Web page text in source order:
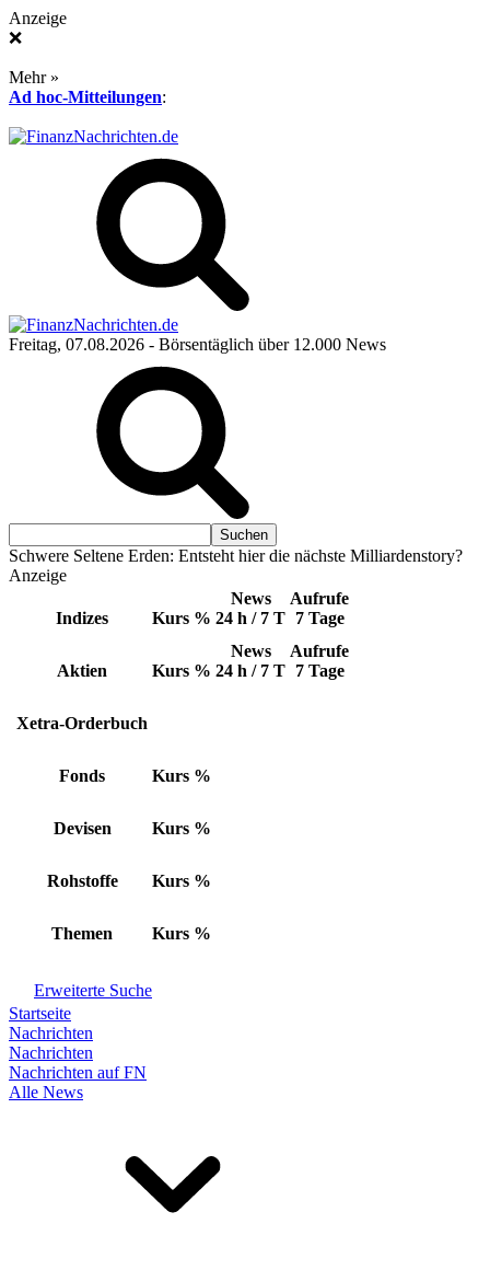
Anzeige
❌
Mehr »
Ad hoc-Mitteilungen:
Freitag, 07.08.2026 - Börsentäglich über 12.000 News
Schwere Seltene Erden: Entsteht hier die nächste Milliardenstory?
Anzeige
Indizes Kurs %
News
24 h / 7 T
Aufrufe
7 Tage
Aktien Kurs %
News
24 h / 7 T
Aufrufe
7 Tage
Xetra-Orderbuch
Fonds Kurs %
Devisen Kurs %
Rohstoffe Kurs %
Themen Kurs %
Erweiterte Suche
Startseite
Nachrichten
Nachrichten
Nachrichten auf FN
Alle News